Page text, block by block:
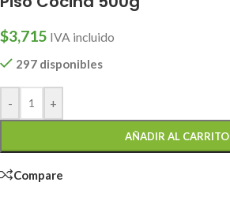
$3,715 IVA incluido
297 disponibles
- +
AÑADIR AL CARRITO
Compare